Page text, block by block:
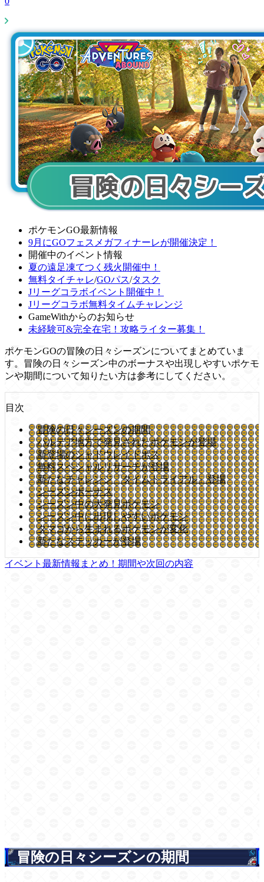
ポケモンGO最新情報
9月にGOフェスメガフィナーレが開催決定！
開催中のイベント情報
夏の遠足凍てつく残火開催中！
無料タイチャレ/GOパス/タスク
Jリーグコラボイベント開催中！
Jリーグコラボ無料タイムチャレンジ
GameWithからのお知らせ
未経験可&完全在宅！攻略ライター募集！
ポケモンGOの冒険の日々シーズンについてまとめていま
す。冒険の日々シーズン中のボーナスや出現しやすいポケモ
ンや期間について知りたい方は参考にしてください。
目次
冒険の日々シーズンの期間
パルデア地方で発見されたポケモンが登場
新登場のシャドウレイドボス
無料スペシャルリサーチが登場
新たなチャレンジ「タイムトライアル」登場
シーズンボーナス
シーズン中の大発見ポケモン
シーズン中に出現しやすいポケモン
タマゴから生まれるポケモンが変化
新たなステッカーが登場
イベント最新情報まとめ！期間や次回の内容
冒険の日々シーズンの期間